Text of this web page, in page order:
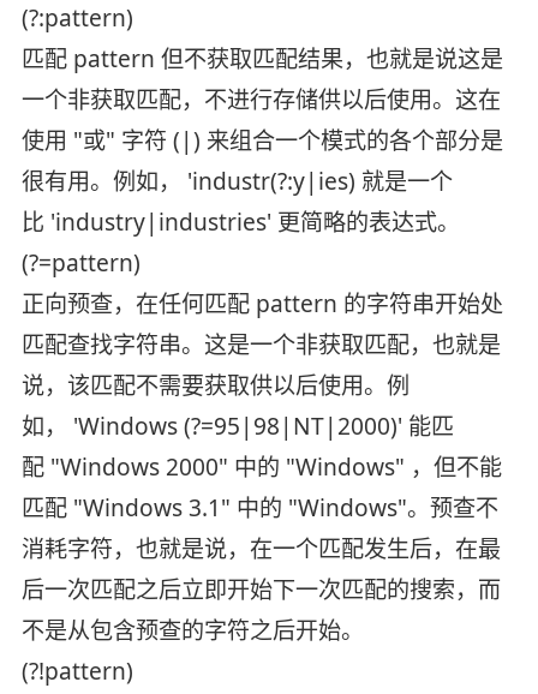
(?:pattern)
匹配 pattern 但不获取匹配结果，也就是说这是
一个非获取匹配，不进行存储供以后使用。这在
使用 "或" 字符 (|) 来组合一个模式的各个部分是
很有用。例如， 'industr(?:y|ies) 就是一个
比 'industry|industries' 更简略的表达式。
(?=pattern)
正向预查，在任何匹配 pattern 的字符串开始处
匹配查找字符串。这是一个非获取匹配，也就是
说，该匹配不需要获取供以后使用。例
如， 'Windows (?=95|98|NT|2000)' 能匹
配 "Windows 2000" 中的 "Windows" ，但不能
匹配 "Windows 3.1" 中的 "Windows"。预查不
消耗字符，也就是说，在一个匹配发生后，在最
后一次匹配之后立即开始下一次匹配的搜索，而
不是从包含预查的字符之后开始。
(?!pattern)